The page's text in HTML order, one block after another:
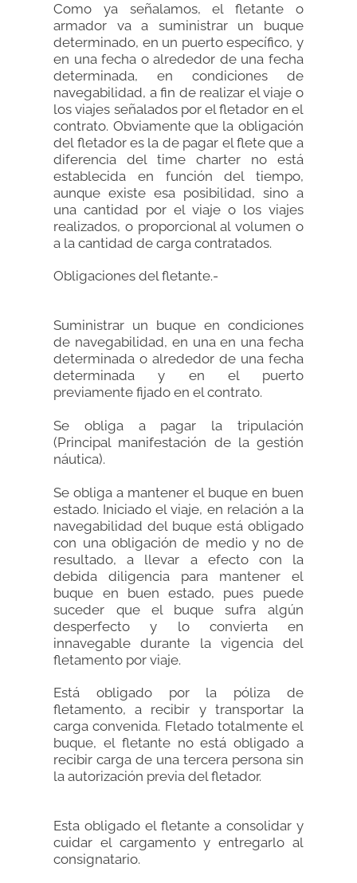
Como ya señalamos, el fletante o
armador va a suministrar un buque
determinado, en un puerto específico, y
en una fecha o alrededor de una fecha
determinada, en condiciones de
navegabilidad, a fin de realizar el viaje o
los viajes señalados por el fletador en el
contrato. Obviamente que la obligación
del fletador es la de pagar el flete que a
diferencia del time charter no está
establecida en función del tiempo,
aunque existe esa posibilidad, sino a
una cantidad por el viaje o los viajes
realizados, o proporcional al volumen o
a la cantidad de carga contratados.
Obligaciones del fletante.-
Suministrar un buque en condiciones
de navegabilidad, en una en una fecha
determinada o alrededor de una fecha
determinada y en el puerto
previamente fijado en el contrato.
Se obliga a pagar la tripulación
(Principal manifestación de la gestión
náutica).
Se obliga a mantener el buque en buen
estado. Iniciado el viaje, en relación a la
navegabilidad del buque está obligado
con una obligación de medio y no de
resultado, a llevar a efecto con la
debida diligencia para mantener el
buque en buen estado, pues puede
suceder que el buque sufra algún
desperfecto y lo convierta en
innavegable durante la vigencia del
fletamento por viaje.
Está obligado por la póliza de
fletamento, a recibir y transportar la
carga convenida. Fletado totalmente el
buque, el fletante no está obligado a
recibir carga de una tercera persona sin
la autorización previa del fletador.
Esta obligado el fletante a consolidar y
cuidar el cargamento y entregarlo al
consignatario.